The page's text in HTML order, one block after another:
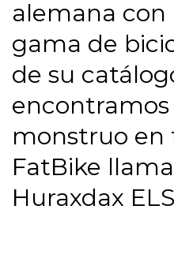
alemana
gama de
de su
monstruo en
FatBike
Huraxdax ELS